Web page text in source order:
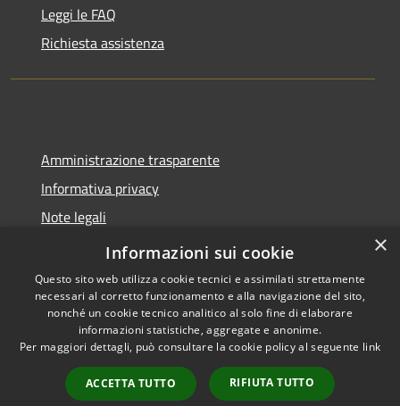
Leggi le FAQ
Richiesta assistenza
Amministrazione trasparente
Informativa privacy
Note legali
Dichiarazione di accessibilità
Accessibilità
Copyright © 2026 • Comune di
Spoleto • Powered by
Municipium•
Accesso
redazione
×
Informazioni sui cookie
Questo sito web utilizza cookie tecnici e assimilati strettamente
necessari al corretto funzionamento e alla navigazione del sito,
nonché un cookie tecnico analitico al solo fine di elaborare
informazioni statistiche, aggregate e anonime.
Per maggiori dettagli, può consultare la cookie policy al seguente link
ACCETTA TUTTO RIFIUTA TUTTO